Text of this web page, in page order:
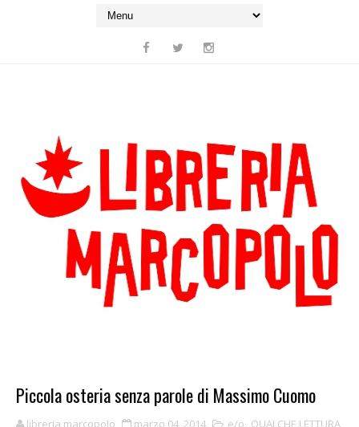
Piccola osteria senza parole di Massimo Cuomo
libreria marcopolo marzo 04, 2014 e/o, QUALCHE LETTURA